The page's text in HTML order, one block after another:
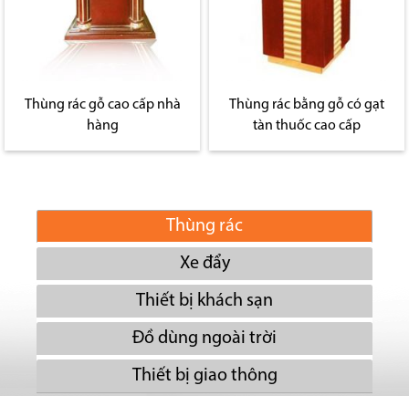
Thùng rác gỗ cao cấp nhà
hàng
Thùng rác bằng gỗ có gạt
tàn thuốc cao cấp
Thùng rác
Xe đẩy
Thiết bị khách sạn
Đồ dùng ngoài trời
Thiết bị giao thông